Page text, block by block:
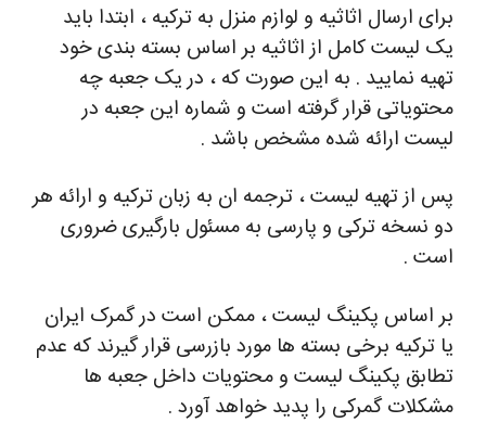
برای ارسال اثاثیه و لوازم منزل به ترکیه ، ابتدا باید
یک لیست کامل از اثاثیه بر اساس بسته بندی خود
تهیه نمایید . به این صورت که ، در یک جعبه چه
محتویاتی قرار گرفته است و شماره این جعبه در
لیست ارائه شده مشخص باشد .
پس از تهیه لیست ، ترجمه ان به زبان ترکیه و ارائه هر
دو نسخه ترکی و پارسی به مسئول بارگیری ضروری
است .
بر اساس پکینگ لیست ، ممکن است در گمرک ایران
یا ترکیه برخی بسته ها مورد بازرسی قرار گیرند که عدم
تطابق پکینگ لیست و محتویات داخل جعبه ها
مشکلات گمرکی را پدید خواهد آورد .